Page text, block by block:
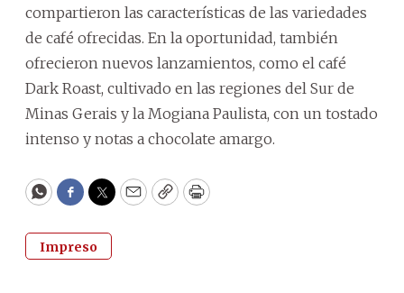
compartieron las características de las variedades
de café ofrecidas. En la oportunidad, también
ofrecieron nuevos lanzamientos, como el café
Dark Roast, cultivado en las regiones del Sur de
Minas Gerais y la Mogiana Paulista, con un tostado
intenso y notas a chocolate amargo.
WhatsApp
Facebook
Twitter
EmailCopyPrint
Impreso